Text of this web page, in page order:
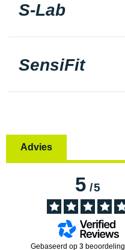
S-Lab
SensiFit
Advies
5/5
Gebaseerd op 3 beoordeling